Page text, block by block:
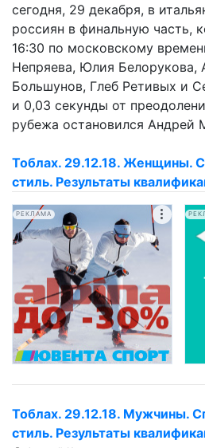
сегодня, 29 декабря, в
россиян в финальную часть,
16:30 по московскому
Непряева, Юлия Белорукова,
Большунов, Глеб Ретивых и
и 0,03 секунды от
рубежа остановился Андрей
Тоблах. 29.12.18. Женщины.
стиль. Результаты
РЕКЛАМА
Тоблах. 29.12.18. Мужчины.
стиль. Результаты